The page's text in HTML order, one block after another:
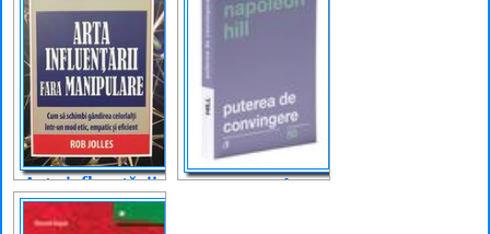
Arta influențării
fără manipulare
Puterea de